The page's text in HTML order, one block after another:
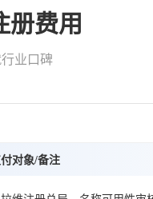
册费用
业口碑
对象/备注